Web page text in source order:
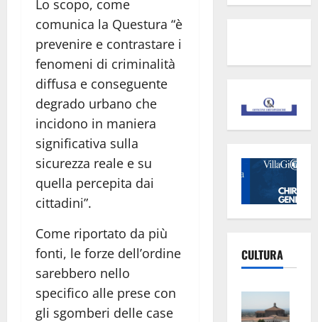
Lo scopo, come
comunica la Questura “è
prevenire e contrastare i
fenomeni di criminalità
diffusa e conseguente
degrado urbano che
incidono in maniera
significativa sulla
sicurezza reale e su
quella percepita dai
cittadini”.
Come riportato da più
fonti, le forze dell’ordine
sarebbero nello
specifico alle prese con
gli sgomberi delle case
CULTURA